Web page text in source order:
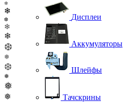
❄
❄
❆
❄
❄
❆
❅
❆
❅
❅
❅
Дисплеи
Аккумуляторы
Шлейфы
Тачскрины